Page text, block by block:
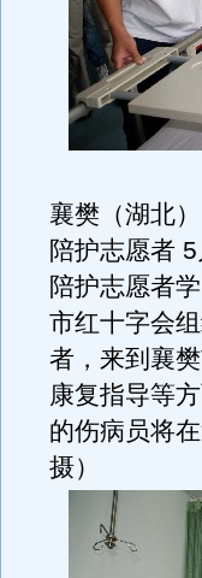
襄樊（湖北
陪护志愿者
陪护志愿者
市红十字会
者，来到襄
康复指导等
的伤病员将
摄）